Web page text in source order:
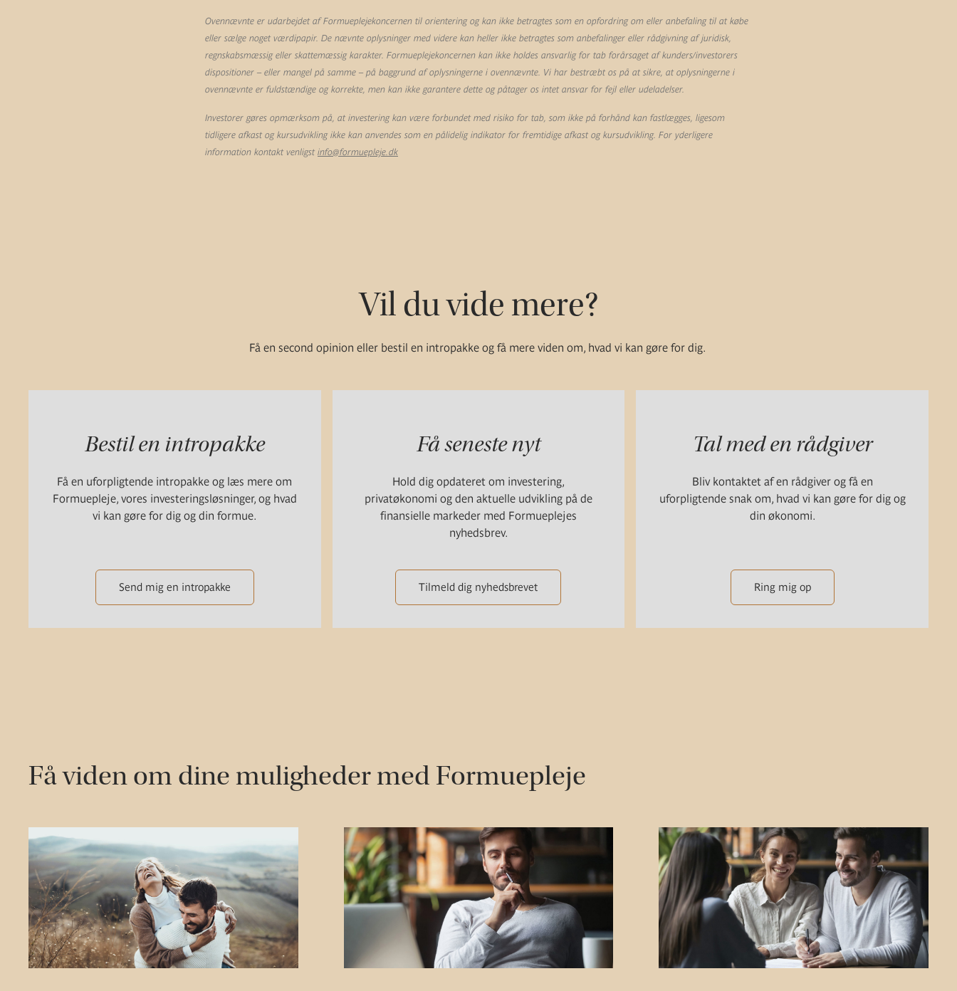
Ovennævnte er udarbejdet af Formueplejekoncernen til orientering og kan ikke betragtes som en opfordring om eller anbefaling til at købe
eller sælge noget værdipapir. De nævnte oplysninger med videre kan heller ikke betragtes som anbefalinger eller rådgivning af juridisk,
regnskabsmæssig eller skattemæssig karakter. Formueplejekoncernen kan ikke holdes ansvarlig for tab forårsaget af kunders/investorers
dispositioner – eller mangel på samme – på baggrund af oplysningerne i ovennævnte. Vi har bestræbt os på at sikre, at oplysningerne i
ovennævnte er fuldstændige og korrekte, men kan ikke garantere dette og påtager os intet ansvar for fejl eller udeladelser.
Investorer gøres opmærksom på, at investering kan være forbundet med risiko for tab, som ikke på forhånd kan fastlægges, ligesom
tidligere afkast og kursudvikling ikke kan anvendes som en pålidelig indikator for fremtidige afkast og kursudvikling. For yderligere
information kontakt venligst info@formuepleje.dk
Vil du vide mere?
Få en second opinion eller bestil en intropakke og få mere viden om, hvad vi kan gøre for dig.
Bestil en intropakke
Få en uforpligtende intropakke og læs mere om
Formuepleje, vores investeringsløsninger, og hvad
vi kan gøre for dig og din formue.
Send mig en intropakke
Få seneste nyt
Hold dig opdateret om investering,
privatøkonomi og den aktuelle udvikling på de
finansielle markeder med Formueplejes
nyhedsbrev.
Tilmeld dig nyhedsbrevet
Tal med en rådgiver
Bliv kontaktet af en rådgiver og få en
uforpligtende snak om, hvad vi kan gøre for dig og
din økonomi.
Ring mig op
Få viden om dine muligheder med Formuepleje